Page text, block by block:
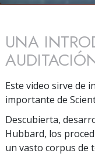
UNA
Este video sirve de
importante de
Descubierta,
Hubbard, los
un vasto corpus de